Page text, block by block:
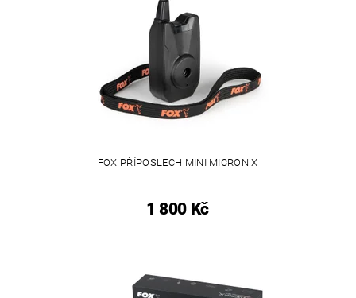
FOX PŘÍPOSLECH MINI MICRON X
1 800 Kč